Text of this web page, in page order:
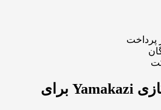
قالب فارسی یاماکازی Yamakazi برای